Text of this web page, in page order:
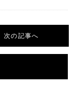
次の記事へ